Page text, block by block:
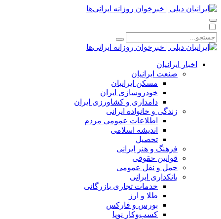
اخبار ایرانیان
صنعت ایرانیان
مسکن ایرانیان
خودروسازی ایران
دامداری و کشاورزی ایران
زندگی و خانواده ایرانی
اطلاعات عمومی مردم
اندیشه اسلامی
تحصیل
فرهنگ و هنر ایرانی
قوانین حقوقی
حمل و نقل عمومی
بانکداری ایرانی
خدمات تجاری بازرگانی
طلا و ارز
بورس و فارکس
کسب‌وکار نوپا